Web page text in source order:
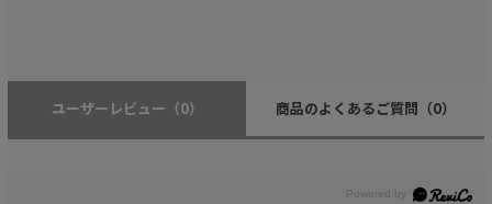
ユーザーレビュー （0） 商品のよくあるご質問 （0）